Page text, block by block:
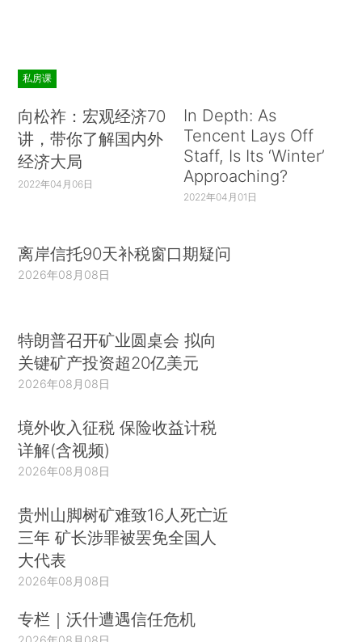
私房课
向松祚：宏观经济70
讲，带你了解国内外
经济大局
2022年04月06日
In Depth: As
Tencent Lays Off
Staff, Is Its ‘Winter’
Approaching?
2022年04月01日
离岸信托90天补税窗口期疑问
2026年08月08日
特朗普召开矿业圆桌会 拟向
关键矿产投资超20亿美元
2026年08月08日
境外收入征税 保险收益计税
详解(含视频)
2026年08月08日
贵州山脚树矿难致16人死亡近
三年 矿长涉罪被罢免全国人
大代表
2026年08月08日
专栏｜沃什遭遇信任危机